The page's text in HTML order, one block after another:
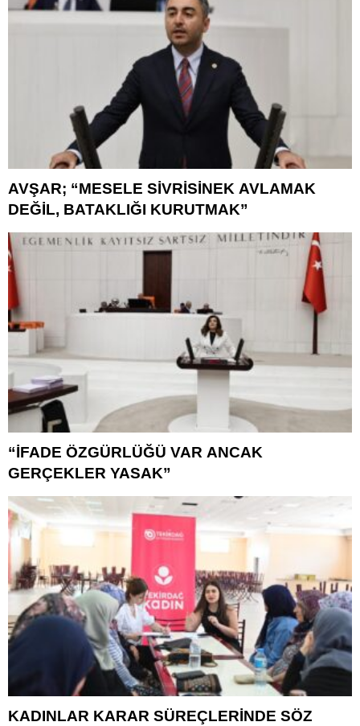
AVŞAR; “MESELE SİVRİSİNEK AVLAMAK
DEĞİL, BATAKLIĞI KURUTMAK”
“İFADE ÖZGÜRLÜĞÜ VAR ANCAK
GERÇEKLER YASAK”
KADINLAR KARAR SÜREÇLERİNDE SÖZ